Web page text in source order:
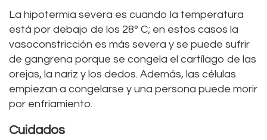
La hipotermia severa es cuando la temperatura
está por debajo de los 28º C; en estos casos la
vasoconstricción es más severa y se puede sufrir
de gangrena porque se congela el cartílago de las
orejas, la nariz y los dedos. Además, las células
empiezan a congelarse y una persona puede morir
por enfriamiento.
Cuidados